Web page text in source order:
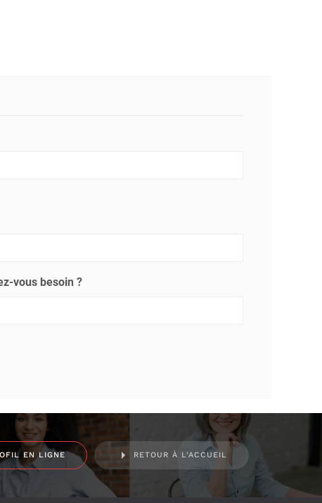
vous besoin ?
EN LIGNE RETOUR À L'ACCUEIL